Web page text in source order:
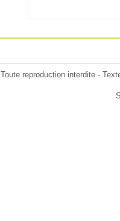
Toute reproduction interdite -